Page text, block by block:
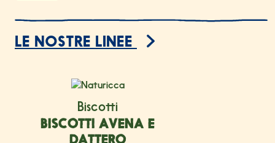
LE NOSTRE LINEE
Biscotti
BISCOTTI AVENA E